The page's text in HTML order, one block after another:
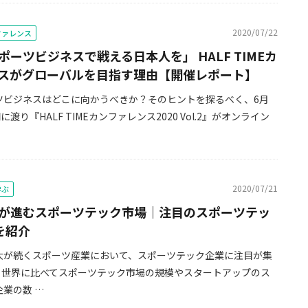
レンス 2020/07/22
ーツビジネスで戦える日本人を」 HALF TIMEカ
がグローバルを目指す理由【開催レポート】
ジネスはどこに向かうべきか？そのヒントを探るべく、6月
渡り『HALF TIMEカンファレンス2020 Vol.2』がオンライン
2020/07/21
進むスポーツテック市場｜注目のスポーツテッ
紹介
続くスポーツ産業において、スポーツテック企業に注目が集
界に比べてスポーツテック市場の規模やスタートアップのス
業の数 …